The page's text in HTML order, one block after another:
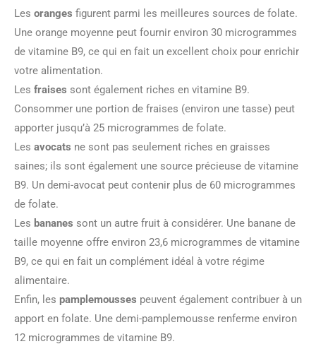
Les oranges figurent parmi les meilleures sources de folate.
Une orange moyenne peut fournir environ 30 microgrammes
de vitamine B9, ce qui en fait un excellent choix pour enrichir
votre alimentation.
Les fraises sont également riches en vitamine B9.
Consommer une portion de fraises (environ une tasse) peut
apporter jusqu’à 25 microgrammes de folate.
Les avocats ne sont pas seulement riches en graisses
saines; ils sont également une source précieuse de vitamine
B9. Un demi-avocat peut contenir plus de 60 microgrammes
de folate.
Les bananes sont un autre fruit à considérer. Une banane de
taille moyenne offre environ 23,6 microgrammes de vitamine
B9, ce qui en fait un complément idéal à votre régime
alimentaire.
Enfin, les pamplemousses peuvent également contribuer à un
apport en folate. Une demi-pamplemousse renferme environ
12 microgrammes de vitamine B9.